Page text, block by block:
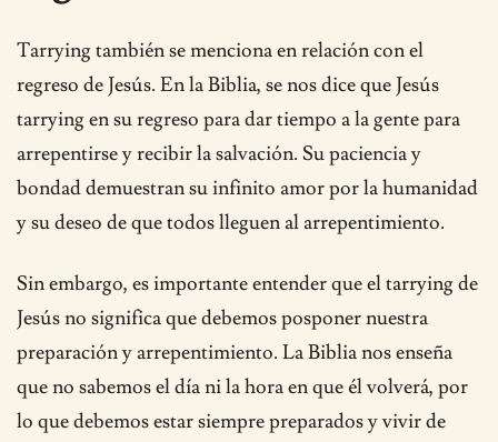
Tarrying también se menciona en relación con el
regreso de Jesús. En la Biblia, se nos dice que Jesús
tarrying en su regreso para dar tiempo a la gente para
arrepentirse y recibir la salvación. Su paciencia y
bondad demuestran su infinito amor por la humanidad
y su deseo de que todos lleguen al arrepentimiento.
Sin embargo, es importante entender que el tarrying de
Jesús no significa que debemos posponer nuestra
preparación y arrepentimiento. La Biblia nos enseña
que no sabemos el día ni la hora en que él volverá, por
lo que debemos estar siempre preparados y vivir de